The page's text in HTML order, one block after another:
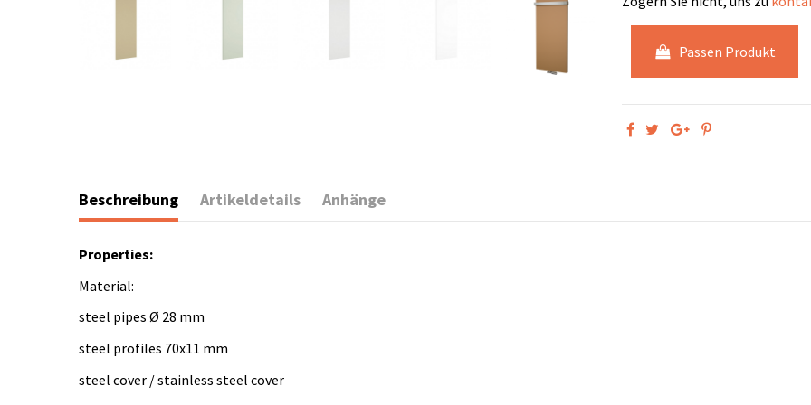
Passen Produkt
Beschreibung Artikeldetails Anhänge
Properties:
Material:
steel pipes Ø 28 mm
steel profiles 70x11 mm
steel cover / stainless steel cover